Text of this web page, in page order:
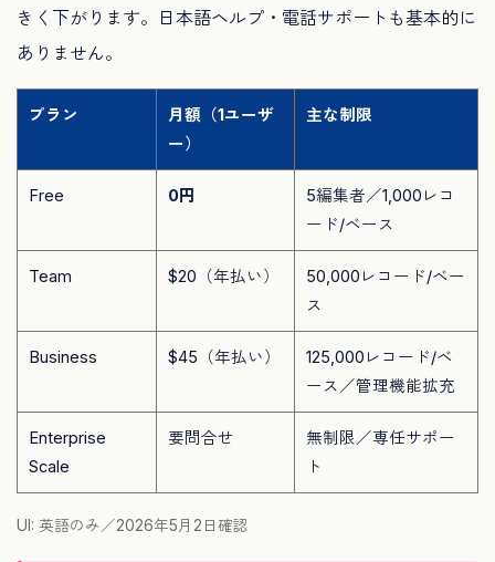
きく下がります。日本語ヘルプ・電話サポートも基本的に
ありません。
プラン
月額（1ユーザ
ー）
主な制限
Free 0円
5編集者／1,000レコ
ード/ベース
Team $20（年払い）
50,000レコード/ベー
ス
Business $45（年払い）
125,000レコード/ベ
ース／管理機能拡充
Enterprise
Scale
要問合せ
無制限／専任サポー
ト
UI: 英語のみ／2026年5月2日確認